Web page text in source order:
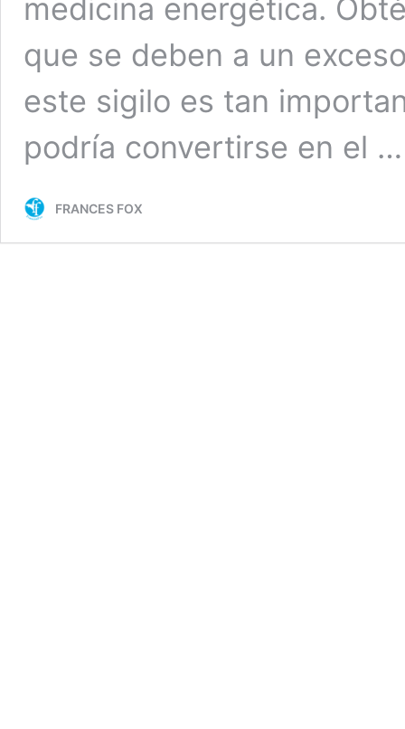
medicina energética.
que se deben a un
este sigilo es tan
podría convertirse en el
FRANCES FOX